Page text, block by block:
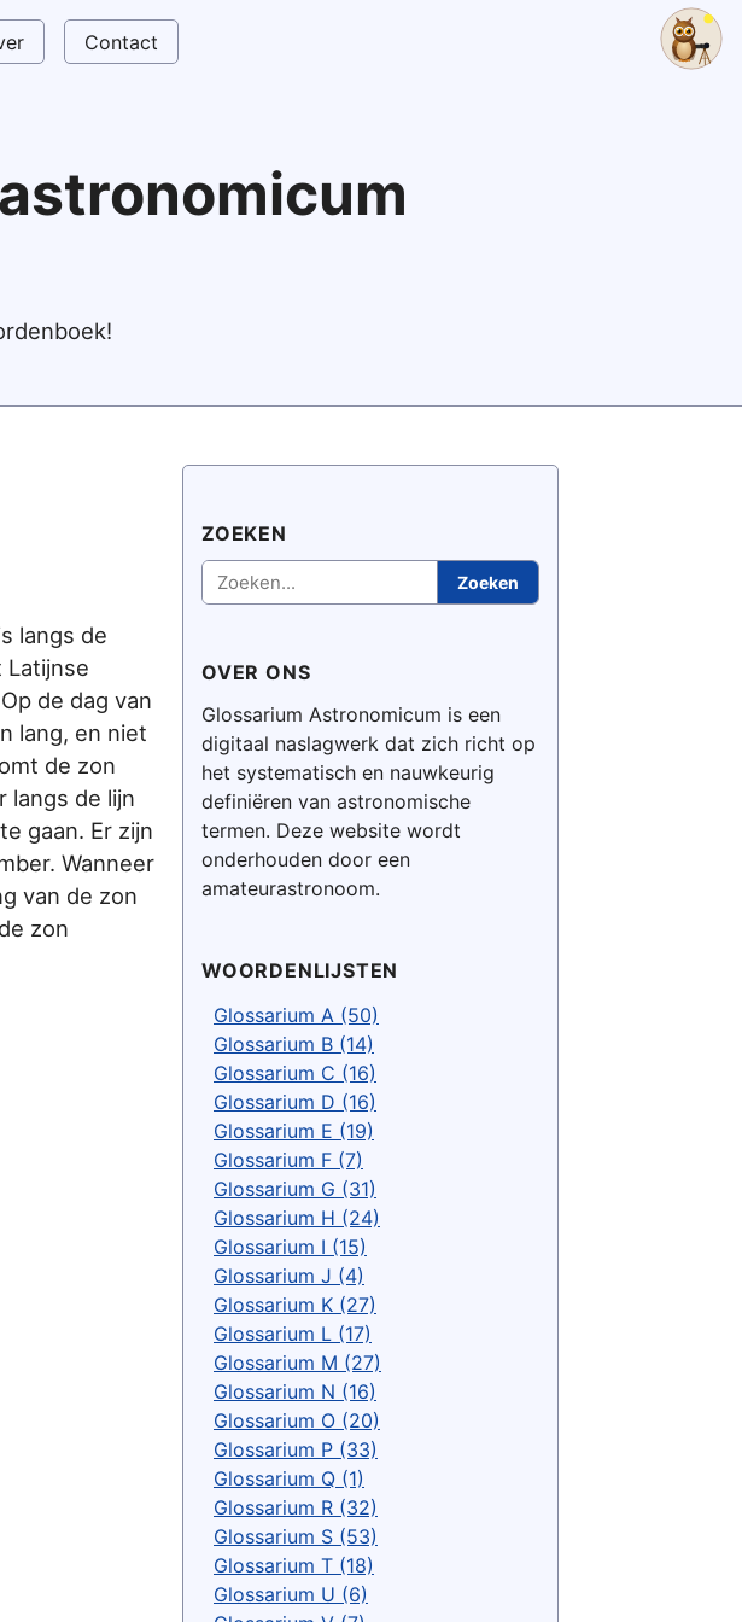
Contact
langs de
Latijnse
de dag van
lang, en niet
de zon
langs de lijn
gaan. Er zijn
Wanneer
van de zon
zon
ZOEKEN
Zoeken
Zoeken
OVER ONS
Glossarium Astronomicum is een
digitaal naslagwerk dat zich richt op
het systematisch en nauwkeurig
definiëren van astronomische
termen. Deze website wordt
onderhouden door een
amateurastronoom.
WOORDENLIJSTEN
Glossarium A (50)
Glossarium B (14)
Glossarium C (16)
Glossarium D (16)
Glossarium E (19)
Glossarium F (7)
Glossarium G (31)
Glossarium H (24)
Glossarium I (15)
Glossarium J (4)
Glossarium K (27)
Glossarium L (17)
Glossarium M (27)
Glossarium N (16)
Glossarium O (20)
Glossarium P (33)
Glossarium Q (1)
Glossarium R (32)
Glossarium S (53)
Glossarium T (18)
Glossarium U (6)